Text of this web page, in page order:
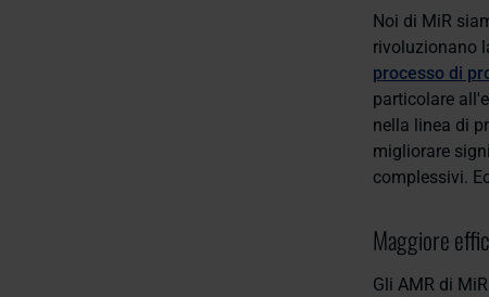
Noi di MiR
rivoluzionano
processo di
particolare
nella linea di
migliorare
complessivi.
Maggiore
Gli AMR di